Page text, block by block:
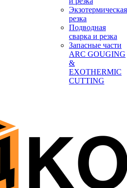
Экзотермическая
резка
Подводная
сварка и резка
Запасные части
ARC GOUGING
&
EXOTHERMIC
CUTTING